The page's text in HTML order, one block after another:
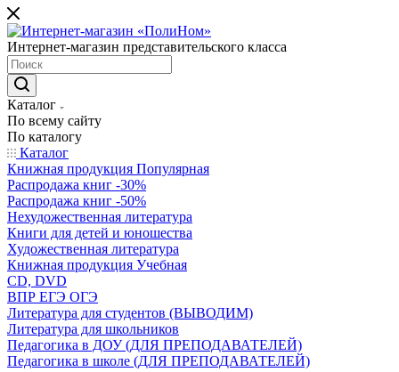
Интернет-магазин представительского класса
Каталог
По всему сайту
По каталогу
Каталог
Книжная продукция Популярная
Распродажа книг -30%
Распродажа книг -50%
Нехудожественная литература
Книги для детей и юношества
Художественная литература
Книжная продукция Учебная
CD, DVD
ВПР ЕГЭ ОГЭ
Литература для студентов (ВЫВОДИМ)
Литература для школьников
Педагогика в ДОУ (ДЛЯ ПРЕПОДАВАТЕЛЕЙ)
Педагогика в школе (ДЛЯ ПРЕПОДАВАТЕЛЕЙ)